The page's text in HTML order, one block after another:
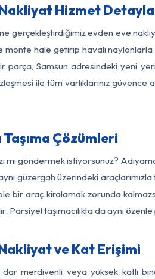
Hizmet
gerçekleştirdiğimiz evden eve
hale getirip havalı naylonlarla
parça, Samsun adresindeki yeni
ile tüm varlıklarınız
Çözümleri
mı göndermek istiyorsunuz?
güzergah üzerindeki
bir araç kiralamak zorunda
Parsiyel taşımacılıkta da aynı
ve Kat Erişimi
dar merdivenli veya yüksek katlı